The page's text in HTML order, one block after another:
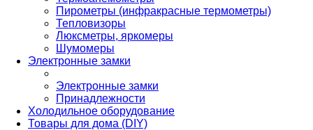
Пирометры (инфракрасные термометры)
Тепловизоры
Люксметры, яркомеры
Шумомеры
Электронные замки
Электронные замки
Принадлежности
Холодильное оборудование
Товары для дома (DIY)